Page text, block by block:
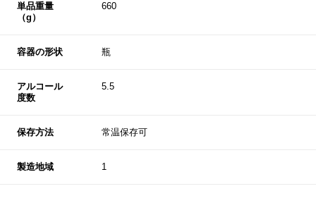
単品重量
（g）
660
容器の形状 瓶
アルコール
度数
5.5
保存方法 常温保存可
製造地域 1